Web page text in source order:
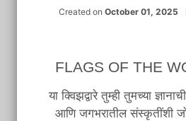
Created on October 01, 2025
FLAGS OF THE
या क्विझद्वारे तुम्ही तुमच्या
आणि जगभरातील संस्कृतींशी